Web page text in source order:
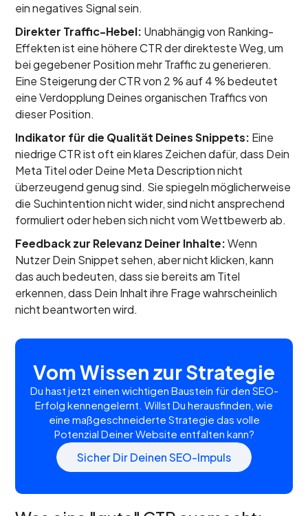
ein negatives Signal sein.
Direkter Traffic-Hebel: Unabhängig von Ranking-
Effekten ist eine höhere CTR der direkteste Weg, um
bei gegebener Position mehr Traffic zu generieren.
Eine Steigerung der CTR von 2 % auf 4 % bedeutet
eine Verdopplung Deines organischen Traffics von
dieser Position.
Indikator für die Qualität Deines Snippets: Eine
niedrige CTR ist oft ein klares Zeichen dafür, dass Dein
Meta Titel oder Deine Meta Description nicht
überzeugend genug sind. Sie spiegeln möglicherweise
die Suchintention nicht wider, sind nicht ansprechend
formuliert oder heben sich nicht vom Wettbewerb ab.
Feedback zur Relevanz Deiner Inhalte:Wenn
Nutzer Dein Snippet sehen, aber nicht klicken, kann
das auch bedeuten, dass sie bereits am Titel
erkennen, dass Dein Inhalt ihre Frage wahrscheinlich
nicht beantworten wird.
Vom Wissen zur Strategie
Du hast jetzt einen wichtigen Baustein für den SEO-
Erfolg kennengelernt. Willst Du herausfinden, wie
eine maßgeschneiderte Strategie das volle
Potenzial Deiner Website entfalten kann?
Sicher Dir Deinen SEO-Impuls